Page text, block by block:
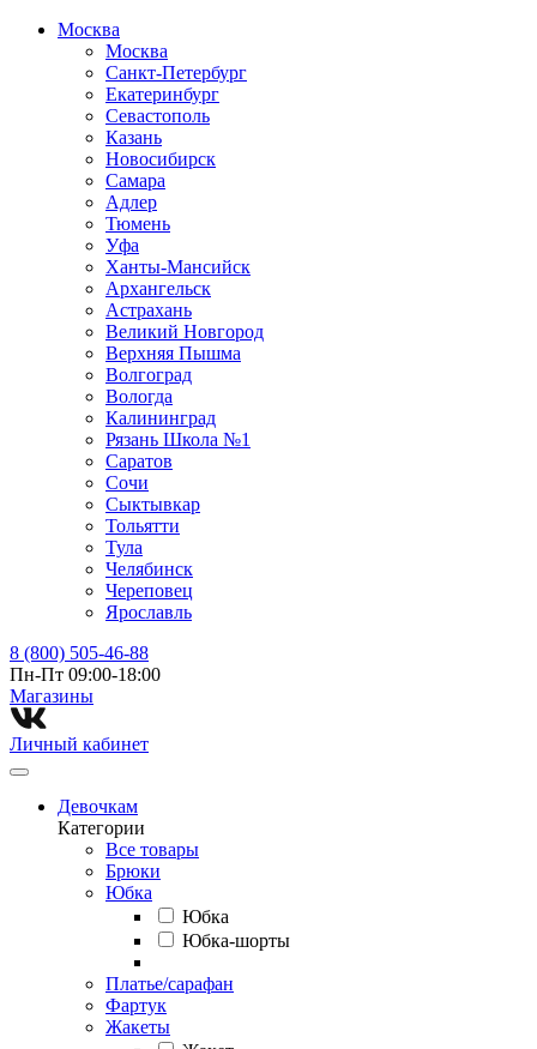
Москва
Москва
Санкт-Петербург
Екатеринбург
Севастополь
Казань
Новосибирск
Самара
Адлер
Тюмень
Уфа
Ханты-Мансийск
Архангельск
Астрахань
Великий Новгород
Верхняя Пышма
Волгоград
Вологда
Калининград
Рязань Школа №1
Саратов
Сочи
Сыктывкар
Тольятти
Тула
Челябинск
Череповец
Ярославль
8 (800) 505-46-88
Пн-Пт 09:00-18:00
Магазины⁠
Личный кабинет
Девочкам
Категории
Все товары
Брюки
Юбка
Юбка
Юбка-шорты
Платье/сарафан
Фартук
Жакеты